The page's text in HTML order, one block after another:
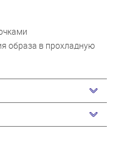
образа в прохладную